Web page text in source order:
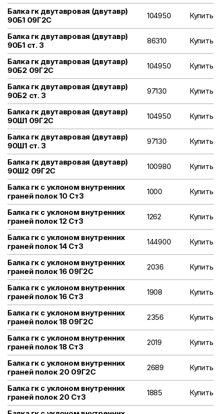
Балка гк двутавровая (двутавр)
90Б1 09Г2С
104950 Купить
Балка гк двутавровая (двутавр)
90Б1 ст. 3
86310 Купить
Балка гк двутавровая (двутавр)
90Б2 09Г2С
104950 Купить
Балка гк двутавровая (двутавр)
90Б2 ст. 3
97130 Купить
Балка гк двутавровая (двутавр)
90Ш1 09Г2С
104950 Купить
Балка гк двутавровая (двутавр)
90Ш1 ст. 3
97130 Купить
Балка гк двутавровая (двутавр)
90Ш2 09Г2С
100980 Купить
Балка гк с уклоном внутренних
граней полок 10 Ст3
1000 Купить
Балка гк с уклоном внутренних
граней полок 12 Ст3
1262 Купить
Балка гк с уклоном внутренних
граней полок 14 Ст3
144900 Купить
Балка гк с уклоном внутренних
граней полок 16 09Г2С
2036 Купить
Балка гк с уклоном внутренних
граней полок 16 Ст3
1908 Купить
Балка гк с уклоном внутренних
граней полок 18 09Г2С
2356 Купить
Балка гк с уклоном внутренних
граней полок 18 Ст3
2019 Купить
Балка гк с уклоном внутренних
граней полок 20 09Г2С
2689 Купить
Балка гк с уклоном внутренних
граней полок 20 Ст3
1885 Купить